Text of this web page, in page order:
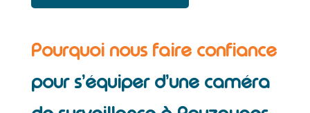
Pourquoi nous faire confiance
pour s’équiper d’une caméra